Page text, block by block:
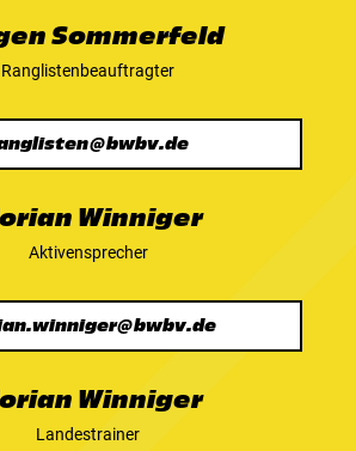
Sommerfeld
Ranglistenbeauftragter
Winniger
Aktivensprecher
Winniger
Landestrainer